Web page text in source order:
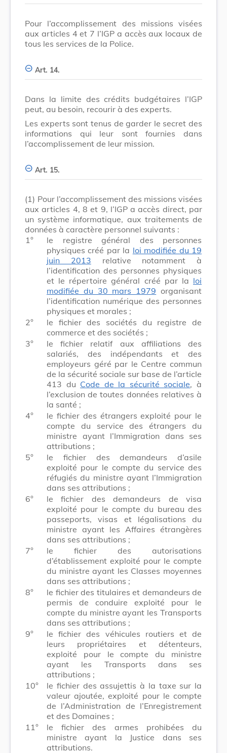
Pour l’accomplissement des missions visées
aux articles 4 et 7 l’IGP a accès aux locaux de
tous les services de la Police.
Art. 14.
Dans la limite des crédits budgétaires l’IGP
peut, au besoin, recourir à des experts.
Les experts sont tenus de garder le secret des
informations qui leur sont fournies dans
l’accomplissement de leur mission.
Art. 15.
(1) Pour l’accomplissement des missions visées
aux articles 4, 8 et 9, l’IGP a accès direct, par
un système informatique, aux traitements de
données à caractère personnel suivants :
1°
le registre général des personnes
physiques créé par la loi modifiée du 19
juin 2013 relative notamment à
l’identification des personnes physiques
et le répertoire général créé par la loi
modifiée du 30 mars 1979 organisant
l’identification numérique des personnes
physiques et morales ;
2°
le fichier des sociétés du registre de
commerce et des sociétés ;
3°
le fichier relatif aux affiliations des
salariés, des indépendants et des
employeurs géré par le Centre commun
de la sécurité sociale sur base de l’article
413 du Code de la sécurité sociale, à
l’exclusion de toutes données relatives à
la santé ;
4°
le fichier des étrangers exploité pour le
compte du service des étrangers du
ministre ayant l’Immigration dans ses
attributions ;
5°
le fichier des demandeurs d’asile
exploité pour le compte du service des
réfugiés du ministre ayant l’Immigration
dans ses attributions ;
6°
le fichier des demandeurs de visa
exploité pour le compte du bureau des
passeports, visas et légalisations du
ministre ayant les Affaires étrangères
dans ses attributions ;
7°
le fichier des autorisations
d’établissement exploité pour le compte
du ministre ayant les Classes moyennes
dans ses attributions ;
8°
le fichier des titulaires et demandeurs de
permis de conduire exploité pour le
compte du ministre ayant les Transports
dans ses attributions ;
9°
le fichier des véhicules routiers et de
leurs propriétaires et détenteurs,
exploité pour le compte du ministre
ayant les Transports dans ses
attributions ;
10°
le fichier des assujettis à la taxe sur la
valeur ajoutée, exploité pour le compte
de l’Administration de l’Enregistrement
et des Domaines ;
11°
le fichier des armes prohibées du
ministre ayant la Justice dans ses
attributions.